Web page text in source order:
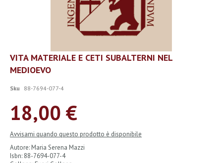
Vai
all'inizio
della
di
VITA MATERIALE E CETI SUBALTERNI NEL
MEDIOEVO
Sku 88-7694-077-4
18,00 €
Avvisami quando questo prodotto è disponibile
Autore: Maria Serena Mazzi
Isbn: 88-7694-077-4